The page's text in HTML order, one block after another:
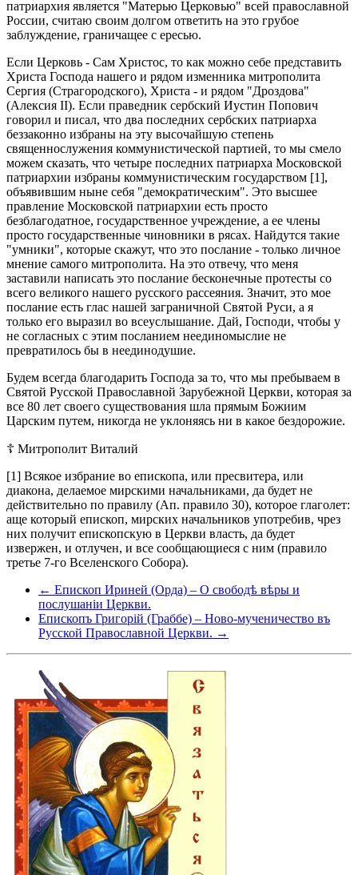
патриархия является "Матерью Церковью" всей православной
России, считаю своим долгом ответить на это грубое
заблуждение, граничащее с ересью.
Если Церковь - Сам Христос, то как можно себе представить
Христа Господа нашего и рядом изменника митрополита
Сергия (Страгородского), Христа - и рядом "Дроздова"
(Алексия II). Если праведник сербский Иустин Попович
говорил и писал, что два последних сербских патриарха
беззаконно избраны на эту высочайшую степень
священнослужения коммунистической партией, то мы смело
можем сказать, что четыре последних патриарха Московской
патриархии избраны коммунистическим государством [1],
объявившим ныне себя "демократическим". Это высшее
правление Московской патриархии есть просто
безблагодатное, государственное учреждение, а ее члены
просто государственные чиновники в рясах. Найдутся такие
"умники", которые скажут, что это послание - только личное
мнение самого митрополита. На это отвечу, что меня
заставили написать это послание бесконечные протесты со
всего великого нашего русского рассеяния. Значит, это мое
послание есть глас нашей заграничной Святой Руси, а я
только его выразил во всеуслышание. Дай, Господи, чтобы у
не согласных с этим посланием неединомыслие не
превратилось бы в неединодушие.
Будем всегда благодарить Господа за то, что мы пребываем в
Святой Русской Православной Зарубежной Церкви, которая за
все 80 лет своего существования шла прямым Божиим
Царским путем, никогда не уклоняясь ни в какое бездорожие.
☦ Митрополит Виталий
[1] Всякое избрание во епископа, или пресвитера, или
диакона, делаемое мирскими начальниками, да будет не
действительно по правилу (Ап. правило 30), которое глаголет:
аще который епископ, мирских начальников употребив, чрез
них получит епископскую в Церкви власть, да будет
извержен, и отлучен, и все сообщающиеся с ним (правило
третье 7-го Вселенского Собора).
← Епископ Ириней (Орда) – О свободѣ вѣры и
послушаніи Церкви.
Епископъ Григорій (Граббе) – Ново-мученичество въ
Русской Православной Церкви. →